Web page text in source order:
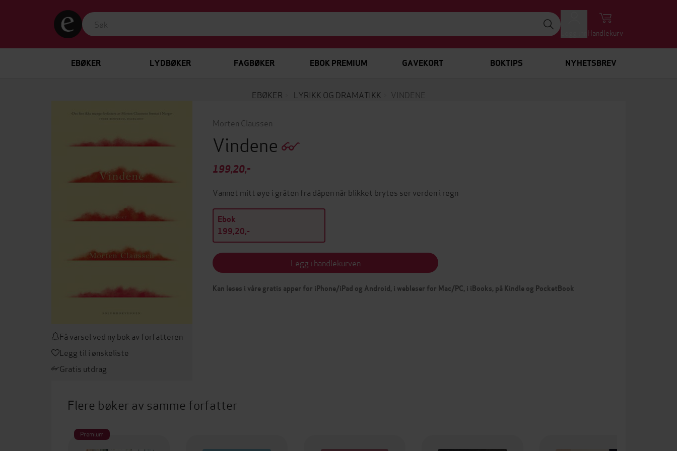
Handlekurv
EBØKER LYDBØKER FAGBØKER EBOK PREMIUM GAVEKORT BOKTIPS NYHETSBREV
EBØKER LYRIKK OG DRAMATIKK VINDENE
Få varsel ved ny bok av forfatteren
Legg til i ønskeliste
Gratis utdrag
Morten Claussen
Vindene
199,20,-
Vannet mitt øye i gråten fra dåpen når blikket brytes ser verden i regn
Ebok
199,20,-
Legg i handlekurven
Kan leses i våre gratis apper for iPhone/iPad og Android, i webleser for Mac/PC, i iBooks, på Kindle og PocketBook
Flere bøker av samme forfatter
Premium